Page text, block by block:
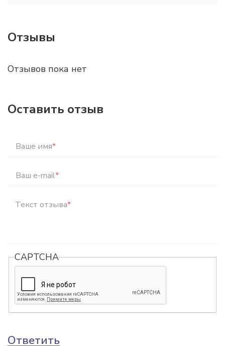
Отзывы
Отзывов пока нет
Оставить отзыв
Ваше имя*
Ваш e-mail*
Текст отзыва*
CAPTCHA
Ответить